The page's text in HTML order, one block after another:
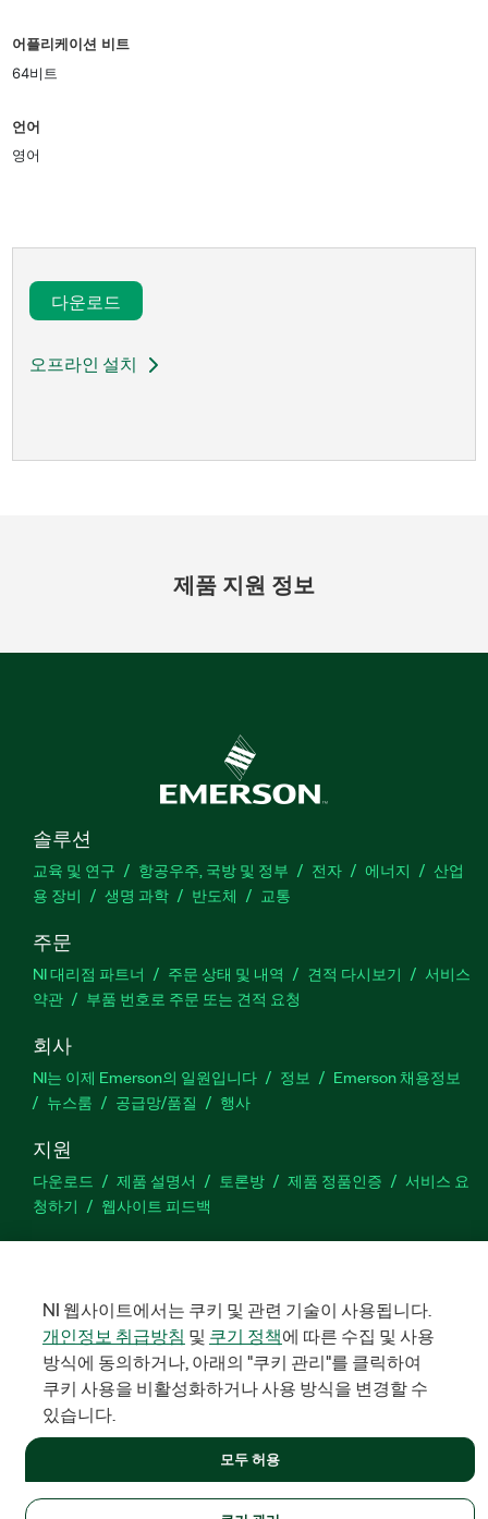
어플리케이션 비트
64비트
언어
영어
다운로드​
오프라인 설치
제품 지원 정보
솔루션
교육 및 연구 항공우주, 국방 및 정부 전자 에너지
산업
용 장비
생명 과학 반도체 교통
주문
NI 대리점 파트너 주문 상태 및 내역 견적 다시보기
서비스
약관
부품 번호로 주문 또는 견적 요청
회사
NI는 이제 Emerson의 일원입니다 정보
Emerson 채용정보
뉴스룸
공급망/품질 행사
지원
다운로드 제품 설명서 토론방 제품 정품인증
서비스 요
청하기
웹사이트 피드백
개인정보 취급방침
©NATIONAL INSTRUMENTS CORP. 판권 소유. 한국내쇼날인스트루먼
트㈜ | 주소: 서울특별시 영등포구 여의대로 108, 36층 (여의도동,
파크원 타워1) | 대표자: 수리후앗, 페드로와이안드라데 | 사업자 등
록번호: 214-81-91583 | 대표전화: 02-3451-3400
NI 웹사이트에서는 쿠키 및 관련 기술이 사용됩니다.
개인정보 취급방침 및 쿠기 정책에 따른 수집 및 사용
방식에 동의하거나, 아래의 "쿠키 관리"를 클릭하여
쿠키 사용을 비활성화하거나 사용 방식을 변경할 수
있습니다.
모두 허용